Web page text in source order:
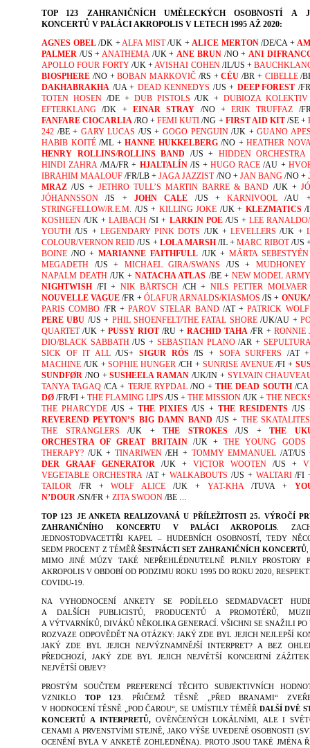
TOP 123
ZAHRANIČNÍCH UMĚLECKÝCH OSOBNOSTÍ A
KONCERTŮ V PALÁCI AKROPOLIS V LETECH 1995 AŽ 2020:
AGNES OBEL/DK + ALFA MIST/UK + ALICE MERTON/DE/CA +
PALMER /US + ANATHEMA /UK + ANE BRUN/NO + ANI
APOLLO FOUR FORTY/UK + AVISHAI COHEN/IL/US +
BIOSPHERE /NO +BOBAN MARKOVIČ /RS +CÉU /BR + CIBELLE/
DAKHABRAKHA /UA + DEAD KENNEDYS /US + DEEP FOREST /
TOTEN HOSEN/DE + DUB PISTOLS /UK +DUBIOZA KOLEKTIV
EFTERKLANG /DK + EINAR STRAY /NO +ERIK TRUFFAZ /
FANFARE CIOCARLIA /RO +FEMI KUTI /NG + FIRST AID KIT/SE +
242 /BE + GARY LUCAS /US +GOGO PENGUIN/UK +GUANO
HABIB KOITÉ/ML +HANNE HUKKELBERG/NO +HEATHER
HENRY ROLLINS/ROLLINS BAND /US + HIDDEN ORCHESTRA
HINDI ZAHRA /MA/FR + HJALTALÍN/IS +HUGO RACE /AU +
IBRAHIM MAALOUF /FR/LB +JAGA JAZZIST/NO + JAN BANG/NO +
MRAZ /US + JETHRO TULL’S MARTIN BARRE & BAND /UK +
JÓHANNSSON /IS + JOHN CALE /US +KARNIVOOL /AU
STRINGFELLOW/R.E.M. /US + KILLING JOKE /UK + KLEZMATICS/
KOSHEEN /UK +LAIBACH /SI + LARKIN POE/US + LEE
YOUTH /US + LEGENDARY PINK DOTS /UK +LEVELLERS /UK +
COLOUR/VERNON REID /US + LOLA MARSH/IL +MARC RIBOT/US
BOINE /NO +MARIANNE FAITHFULL/UK + MÁRTA SEBESTYÉN
MEGADETH /US + MICHAEL GIRA/SWANS /US + MUDHONEY
NAPALM DEATH /UK +NATACHA ATLAS /BE + NEW MODEL ARMY
NIGHTWISH /FI + NIK BÄRTSCH /CH + NILS PETTER MOLVAER
NOUVELLE VAGUE /FR + ÓLAFUR ARNALDS/KIASMOS /IS +
PARIS COMBO /FR + PAROV STELAR BAND/AT +PATRICK WOLF
PERE UBU /US + PHIL SHOENFELT/THE FATAL SHORE/UK/AU +
QUARTET/UK + PUSSY RIOT /RU + RACHID TAHA /FR + RONNIE
DIO/BLACK SABBATH/US + SEBASTIAN PLANO/AR +
SICK OF IT ALL/US+SIGUR RÓS/IS + SOFA SURFERS /AT
MACHINE /UK +SOPHIE HUNGER /CH + SUNRISE AVENUE/FI +
SUNDFØR /NO +SUSHEELA RAMAN /UK/IN + SYLVAIN
TANYA TAGAQ /CA + TERJE RYPDAL/NO +THE DEAD SOUTH/
DØ /FR/FI + THE FLAMING LIPS /US + THE MISSION /UK + THE
THE PHARCYDE /US + THE PIXIES /US + THE RESIDENTS /
REVEREND PEYTON’S BIG DAMN BAND /US + THE SKATALITES
THE STRANGLERS /UK +THE STROKES/US +THE
ORCHESTRA OF GREAT BRITAIN/UK +THE YOUNG GODS
THERAPY? /UK + TINARIWEN/EH + TOMMY EMMANUEL /AT/
DER GRAAF GENERATOR /UK + VICTOR WOOTEN /US +
VEGETABLE ORCHESTRA /AT +WALKABOUTS /US + WALTARI/FI
TAILOR /FR +WOLF ALICE /UK + YAT-KHA /TUVA +
N’DOUR /SN/FR + ZITA SWOON /BE
TOP 123 JE ANKETA REALIZOVANÁ U PŘÍLEŽITOSTI 25. VÝROČÍ
ZAHRANIČNÍHO KONCERTU V PALÁCI AKROPOLIS .
JEDNOSTODVACETTŘI KAPEL – HUDEBNÍCH OSOBNOSTÍ, TEDY
SEDM PROCENT Z TÉMĚŘ ŠESTNÁCTI SET ZAHRANIČNÍCH KONCERTŮ,
MIMO JINÉ MÚZY TAKÉ NEPŘEHLÉDNUTELNĚ PLNILY PROSTORY
AKROPOLIS V OBDOBÍ OD PODZIMU ROKU 1995 DO ROKU 2020,
COVIDU-19.
NA VYHODNOCENÍ ANKETY SE PODÍLELO SEDMADVACET
A DALŠÍCH PUBLICISTŮ, PRODUCENTŮ A PROMOTÉRŮ,
A VÝTVARNÍKŮ, DIVÁKŮ NĚKOLIKA GENERACÍ. VŠICHNI SE SNAŽILI PO
ROZVAZE ODPOVĚDĚT NA OTÁZKY: JAKÝ ZDE BYL JEJICH NEJLEPŠÍ
JAKÝ ZDE BYL JEJICH NEJVÝZNAMNĚJŠÍ INTERPRET? A BEZ
PŘEDCHOZÍ, JAKÝ ZDE BYL JEJICH NEJVĚTŠÍ KONCERTNÍ
NEJVĚTŠÍ OBJEV?
PROSTÝM SOUČTEM PREFERENCÍ TĚCHTO SUBJEKTIVNÍCH
VZNIKLO TOP 123. PŘIČEMŽ TĚSNĚ „PŘED BRANAMI“
V HODNOCENÍ TĚSNĚ „POD ČAROU“, SE UMÍSTILY TÉMĚŘ DALŠÍ DVĚ
KONCERTŮ A INTERPRETŮ, OVĚNČENÝCH LOKÁLNÍMI, ALE I
CENAMI A PRVENSTVÍMI STEJNĚ, JAKO VÝŠE UVEDENÉ OSOBNOSTI
OCENĚNÍ BYLA V ANKETĚ ZOHLEDNĚNA). PROTO JSOU TAKÉ JMÉNA